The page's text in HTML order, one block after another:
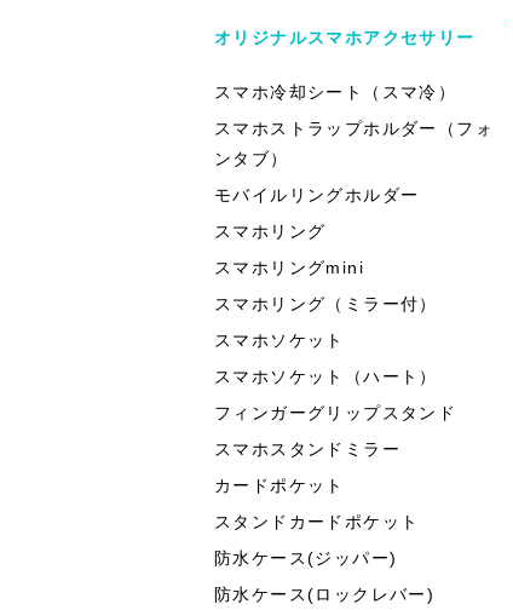
オリジナルスマホアクセサリー
スマホ冷却シート（スマ冷）
スマホストラップホルダー（フォ
ンタブ）
モバイルリングホルダー
スマホリング
スマホリングmini
スマホリング（ミラー付）
スマホソケット
スマホソケット（ハート）
フィンガーグリップスタンド
スマホスタンドミラー
カードポケット
スタンドカードポケット
防水ケース(ジッパー)
防水ケース(ロックレバー)